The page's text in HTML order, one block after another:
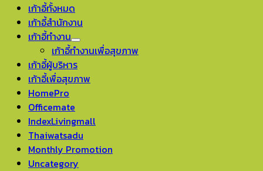
เก้าอี้ทั้งหมด
เก้าอี้สำนักงาน
เก้าอี้ทำงาน
เก้าอี้ทำงานเพื่อสุขภาพ
เก้าอี้ผู้บริหาร
เก้าอี้เพื่อสุขภาพ
HomePro
Officemate
IndexLivingmall
Thaiwatsadu
Monthly Promotion
Uncategory